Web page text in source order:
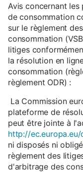
Avis concernant
de consommation
sur le règlement
consommation
litiges
la résolution en
consommation
règlement ODR) :
La Commission
plateforme de
peut être jointe à
http://
ni disposés ni
règlement des
d'arbitrage des